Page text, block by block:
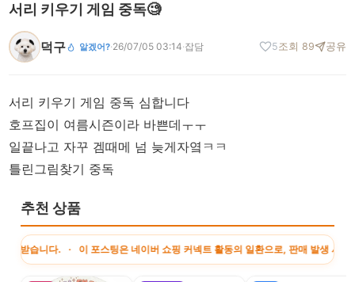
서리 키우기 게임 중독🧐
덕구 알겠어?·26/07/05 03:14·잡담 5조회 89 공유
서리 키우기 게임 중독 심합니다
호프집이 여름시즌이라 바쁜데ㅜㅜ
일끝나고 자꾸 겜때메 넘 늦게자옄ㅋㅋ
틀린그림찾기 중독
추천 상품
. · 이 포스팅은 네이버 쇼핑 커넥트 활동의 일환으로, 판매 발생 시 수수료